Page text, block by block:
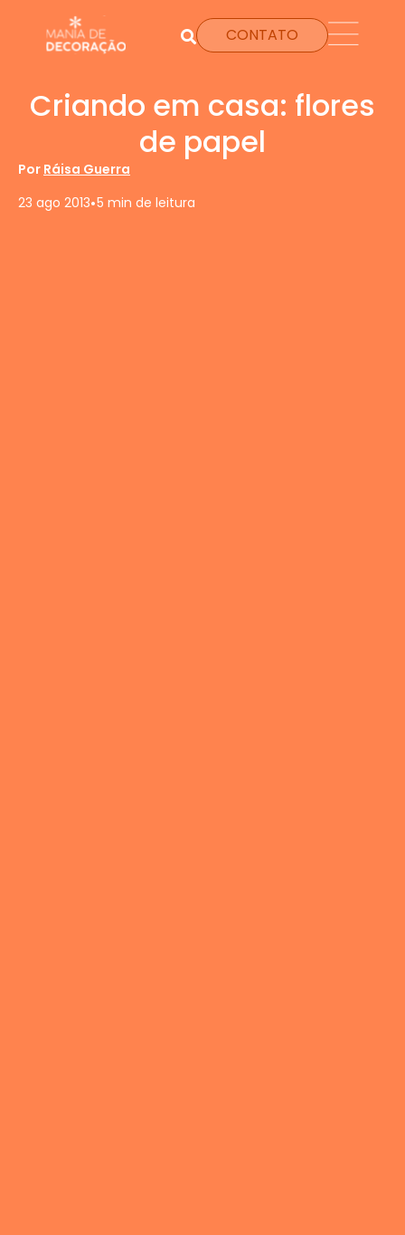
CONTATO
Criando em casa: flores
de papel
Por Ráisa Guerra
23 ago 2013•5 min de leitura